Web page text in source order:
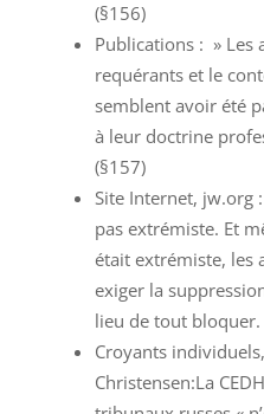
(§156)
Publications : » Les
requérants et le
semblent avoir été
à leur doctrine
(§157)
Site Internet, jw.org
pas extrémiste. Et
était extrémiste, les
exiger la
lieu de tout bloquer.
Croyants
Christensen:La